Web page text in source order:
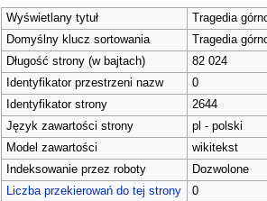
nawigacji
wyszukiwania
Wyświetlany tytuł
Tragedia
Domyślny klucz sortowania
Tragedia
Długość strony (w bajtach)
82 024
Identyfikator przestrzeni nazw
0
Identyfikator strony
2644
Język zawartości strony
pl - polski
Model zawartości
wikitekst
Indeksowanie przez roboty
Dozwolone
Liczba przekierowań do tej strony
0